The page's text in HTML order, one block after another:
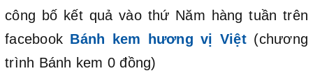
công bố kết quả vào thứ Năm hàng tuần trên
facebook Bánh kem hương vị Việt(chương
trình Bánh kem 0 đồng)